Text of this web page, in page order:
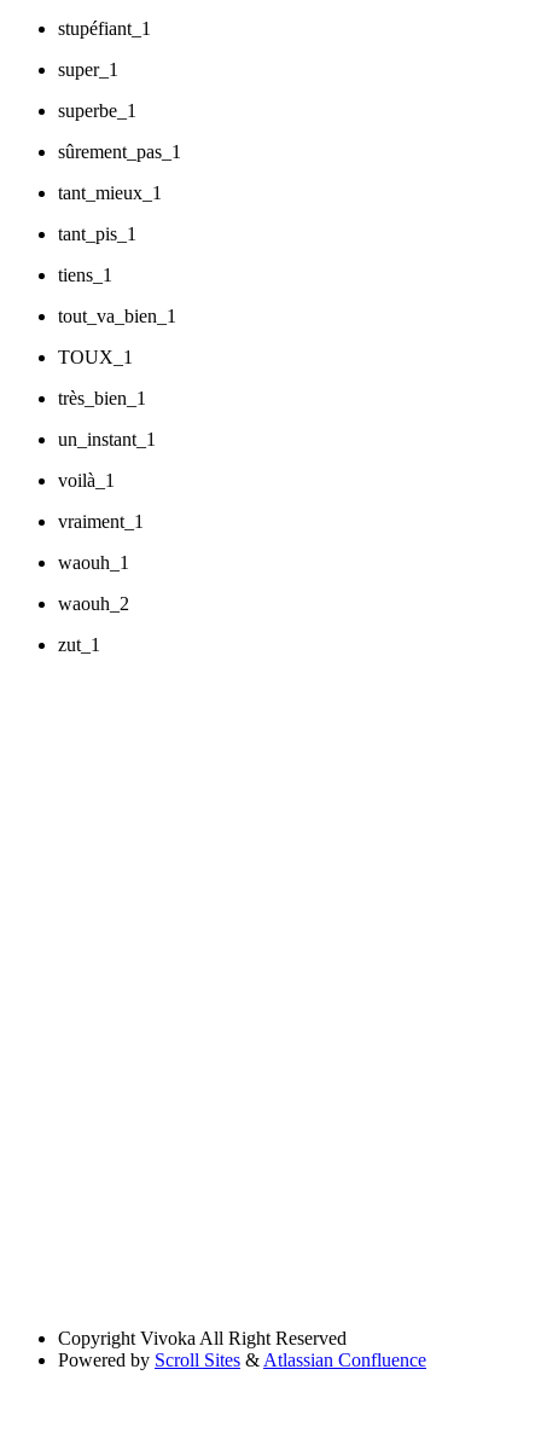
stupéfiant_1
super_1
superbe_1
sûrement_pas_1
tant_mieux_1
tant_pis_1
tiens_1
tout_va_bien_1
TOUX_1
très_bien_1
un_instant_1
voilà_1
vraiment_1
waouh_1
waouh_2
zut_1
Copyright Vivoka All Right Reserved
Powered by Scroll Sites & Atlassian Confluence